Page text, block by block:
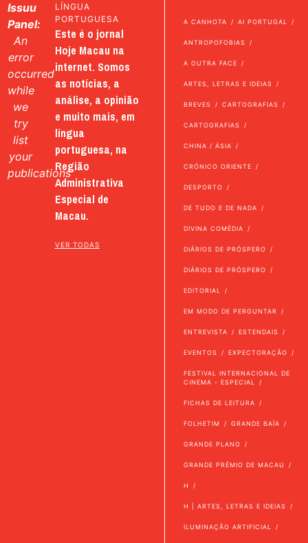
Issuu
Panel:
An
error
occurred
while
we
try
list
your
publications
LÍNGUA
PORTUGUESA
Este é o jornal
Hoje Macau na
internet. Somos
as notícias, a
análise, a opinião
e muito mais, em
língua
portuguesa, na
Região
Administrativa
Especial de
Macau.
VER TODAS
A CANHOTA AI PORTUGAL
ANTROPOFOBIAS
A OUTRA FACE
ARTES, LETRAS E IDEIAS
BREVES CARTOGRAFIAS
CARTOGRAFIAS
CHINA / ÁSIA
CRÓNICO ORIENTE
DESPORTO
DE TUDO E DE NADA
DIVINA COMÉDIA
DIÁRIOS DE PRÓSPERO
DIÁRIOS DE PRÓSPERO
EDITORIAL
EM MODO DE PERGUNTAR
ENTREVISTA ESTENDAIS
EVENTOS EXPECTORAÇÃO
FESTIVAL INTERNACIONAL DE
CINEMA - ESPECIAL
FICHAS DE LEITURA
FOLHETIM GRANDE BAÍA
GRANDE PLANO
GRANDE PRÉMIO DE MACAU
H
H | ARTES, LETRAS E IDEIAS
ILUMINAÇÃO ARTIFICIAL